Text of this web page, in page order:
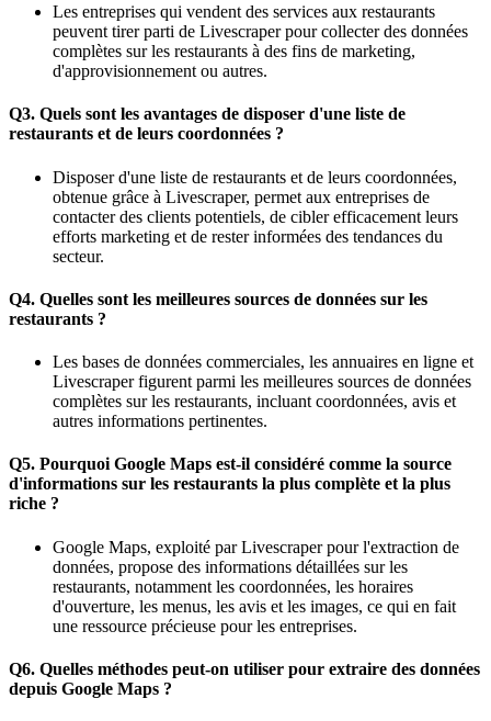
Les entreprises qui vendent des services aux restaurants
peuvent tirer parti de Livescraper pour collecter des données
complètes sur les restaurants à des fins de marketing,
d'approvisionnement ou autres.
Q3. Quels sont les avantages de disposer d'une liste de
restaurants et de leurs coordonnées ?
Disposer d'une liste de restaurants et de leurs coordonnées,
obtenue grâce à Livescraper, permet aux entreprises de
contacter des clients potentiels, de cibler efficacement leurs
efforts marketing et de rester informées des tendances du
secteur.
Q4. Quelles sont les meilleures sources de données sur les
restaurants ?
Les bases de données commerciales, les annuaires en ligne et
Livescraper figurent parmi les meilleures sources de données
complètes sur les restaurants, incluant coordonnées, avis et
autres informations pertinentes.
Q5. Pourquoi Google Maps est-il considéré comme la source
d'informations sur les restaurants la plus complète et la plus
riche ?
Google Maps, exploité par Livescraper pour l'extraction de
données, propose des informations détaillées sur les
restaurants, notamment les coordonnées, les horaires
d'ouverture, les menus, les avis et les images, ce qui en fait
une ressource précieuse pour les entreprises.
Q6. Quelles méthodes peut-on utiliser pour extraire des données
depuis Google Maps ?